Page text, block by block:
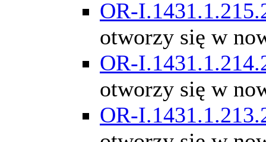
OR-
otworzy się w
OR-
otworzy się w
OR-